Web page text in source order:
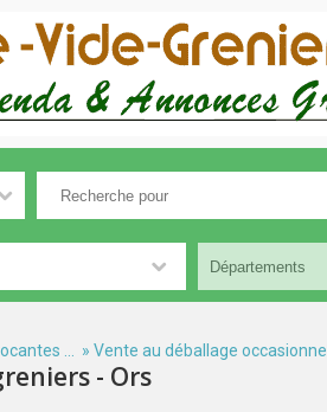
... » Vente au déballage occasionnel
- Ors